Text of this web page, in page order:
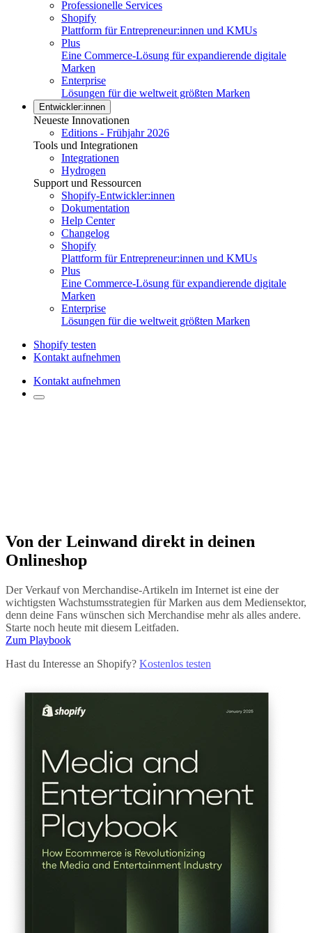
Professionelle Services
Shopify
Plattform für Entrepreneur:innen und KMUs
Plus
Eine Commerce-Lösung für expandierende digitale
Marken
Enterprise
Lösungen für die weltweit größten Marken
Entwickler:innen
Neueste Innovationen
Editions - Frühjahr 2026
Tools und Integrationen
Integrationen
Hydrogen
Support und Ressourcen
Shopify-Entwickler:innen
Dokumentation
Help Center
Changelog
Shopify
Plattform für Entrepreneur:innen und KMUs
Plus
Eine Commerce-Lösung für expandierende digitale
Marken
Enterprise
Lösungen für die weltweit größten Marken
Shopify testen
Kontakt aufnehmen
Kontakt aufnehmen
Von der Leinwand direkt in deinen
Onlineshop
Der Verkauf von Merchandise-Artikeln im Internet ist eine der
wichtigsten Wachstumsstrategien für Marken aus dem Mediensektor,
denn deine Fans wünschen sich Merchandise mehr als alles andere.
Starte noch heute mit diesem Leitfaden.
Zum Playbook
Hast du Interesse an Shopify? Kostenlos testen